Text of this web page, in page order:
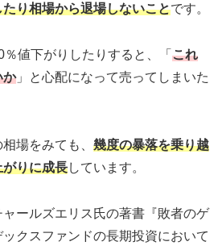
り相場から退場しないことです。
値下がりしたりすると、「 これ
か」と心配になって売ってしまいた
場をみても、 幾度の暴落を乗り越
りに成長しています。
ールズエリス氏の著書『敗者のゲ
クスファンドの長期投資において